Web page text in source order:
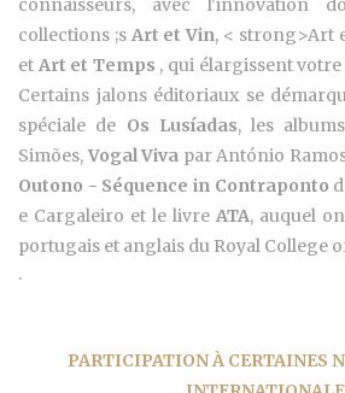
connaisseurs, avec l'innovation
collections ;s Art et Vin, < strong>Art
et Art et Temps , qui élargissent
Certains jalons éditoriaux se
spéciale de Os Lusíadas, les albums
Simões,Vogal Viva par António
Outono - Séquence in Contraponto
e Cargaleiro et le livre ATA, auquel
portugais et anglais du Royal College
.
PARTICIPATION À CERTAINES